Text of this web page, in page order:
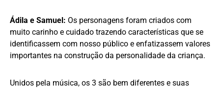
Ádila e Samuel: Os personagens foram criados com
muito carinho e cuidado trazendo características que se
identificassem com nosso público e enfatizassem valores
importantes na construção da personalidade da criança.
Unidos pela música, os 3 são bem diferentes e suas